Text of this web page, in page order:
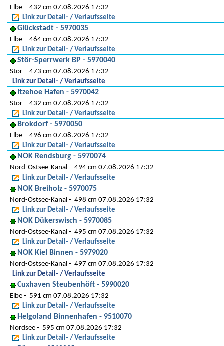
Elbe
432 cm 07.08.2026 17:32
Link zur Detail- / Verlaufsseite
Glückstadt - 5970035
Elbe
464 cm 07.08.2026 17:32
Link zur Detail- / Verlaufsseite
Stör-Sperrwerk BP - 5970040
Stör
473 cm 07.08.2026 17:32
Link zur Detail- / Verlaufsseite
Itzehoe Hafen - 5970042
Stör
432 cm 07.08.2026 17:32
Link zur Detail- / Verlaufsseite
Brokdorf - 5970050
Elbe
496 cm 07.08.2026 17:32
Link zur Detail- / Verlaufsseite
NOK Rendsburg - 5970074
Nord-Ostsee-Kanal
494 cm 07.08.2026 17:32
Link zur Detail- / Verlaufsseite
NOK Breiholz - 5970075
Nord-Ostsee-Kanal
498 cm 07.08.2026 17:32
Link zur Detail- / Verlaufsseite
NOK Dükerswisch - 5970085
Nord-Ostsee-Kanal
495 cm 07.08.2026 17:32
Link zur Detail- / Verlaufsseite
NOK Kiel Binnen - 5979020
Nord-Ostsee-Kanal
497 cm 07.08.2026 17:32
Link zur Detail- / Verlaufsseite
Cuxhaven Steubenhöft - 5990020
Elbe
591 cm 07.08.2026 17:32
Link zur Detail- / Verlaufsseite
Helgoland Binnenhafen - 9510070
Nordsee
595 cm 07.08.2026 17:32
Link zur Detail- / Verlaufsseite